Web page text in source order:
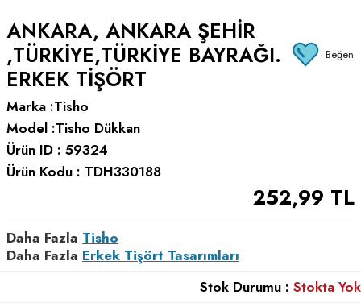
ANKARA, ANKARA ŞEHIR
,TÜRKIYE,TÜRKIYE BAYRAĞI.
ERKEK TIŞÖRT
Beğen
Marka :Tisho
Model :Tisho Dükkan
Ürün ID : 59324
Ürün Kodu : TDH330188
252,99 TL
Daha Fazla Tisho
Daha Fazla Erkek Tişört Tasarımları
Stok Durumu : Stokta Yok